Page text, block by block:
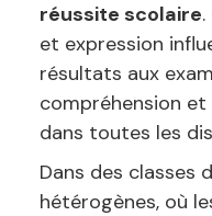
réussite scolaire
et expression
résultats aux
compréhension
dans toutes les
Dans des classes
hétérogènes, où